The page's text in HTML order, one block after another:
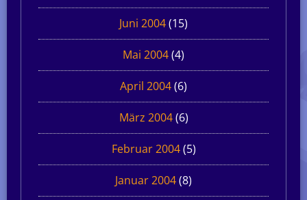
Juni 2004(15)
Mai 2004(4)
April 2004(6)
März 2004(6)
Februar 2004(5)
Januar 2004(8)